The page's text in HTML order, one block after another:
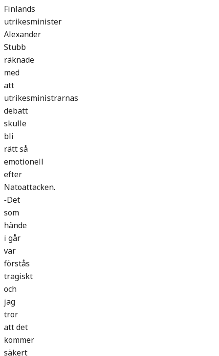
Finlands
utrikesminister
Alexander
Stubb
räknade
med
att
utrikesministrarnas
debatt
skulle
bli
rätt så
emotionell
efter
Natoattacken.
-Det
som
hände
i går
var
förstås
tragiskt
och
jag
tror
att det
kommer